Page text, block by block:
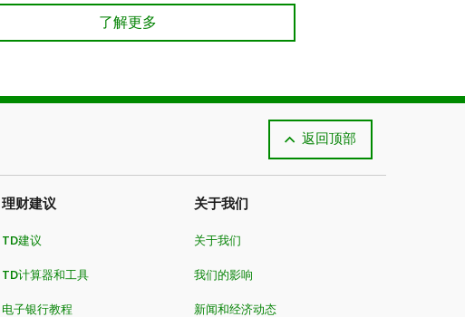
每年$500以上供款的CESG比率**
如何为子女教育而储蓄
了解更多
返回顶部
理财建议
TD建议
TD计算器和工具
电子银行教程
关于我们
关于我们
我们的影响
新闻和经济动态